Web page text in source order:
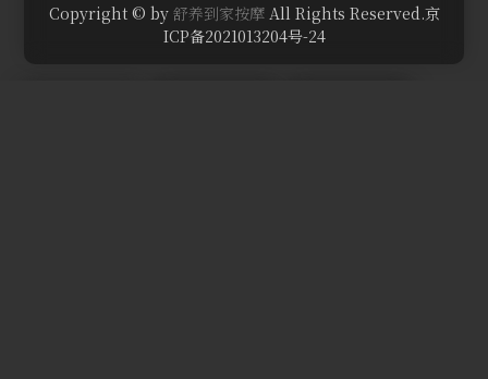
Copyright © by 舒养到家按摩All Rights Reserved.京
ICP备2021013204号-24